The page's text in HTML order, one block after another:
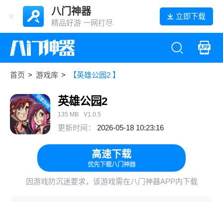
八门神器
精品好游 一网打尽
立即下载
首页 > 游戏库 > 【英雄公园2 】
英雄公园2
135 MB V1.0.5
更新时间： 2026-05-18 10:23:16
高速下载
优先下载八门神器
因游戏防沉迷要求，该游戏需在八门神器APP内下载